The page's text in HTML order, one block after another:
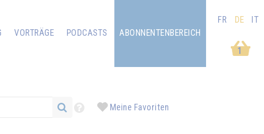
VORTRÄGE
PODCASTS
1
ABONNENTENBEREICH
FR DE IT
Meine Favoriten